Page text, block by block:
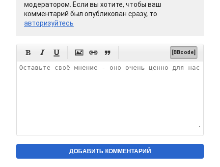
модератором. Если вы хотите, чтобы ваш
комментарий был опубликован сразу, то
авторизуйтесь
      [BBcode]